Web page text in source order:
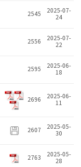
2545
2025-07-
24
2556
2025-07-
22
2595
2025-06-
18
2696
2025-06-
11
2607
2025-05-
30
2763
2025-05-
28